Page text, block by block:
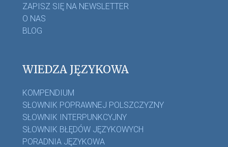
ZAPISZ SIĘ NA NEWSLETTER
O NAS
BLOG
WIEDZA JĘZYKOWA
KOMPENDIUM
SŁOWNIK POPRAWNEJ POLSZCZYZNY
SŁOWNIK INTERPUNKCYJNY
SŁOWNIK BŁĘDÓW JĘZYKOWYCH
PORADNIA JĘZYKOWA